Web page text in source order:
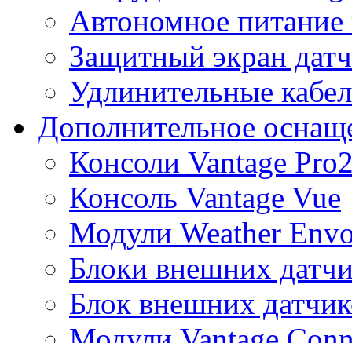
Автономное питание
Защитный экран
Удлинительные
Дополнительное
Консоли Vantage
Консоль Vantage Vue
Модули Weather
Блоки внешних
Блок внешних